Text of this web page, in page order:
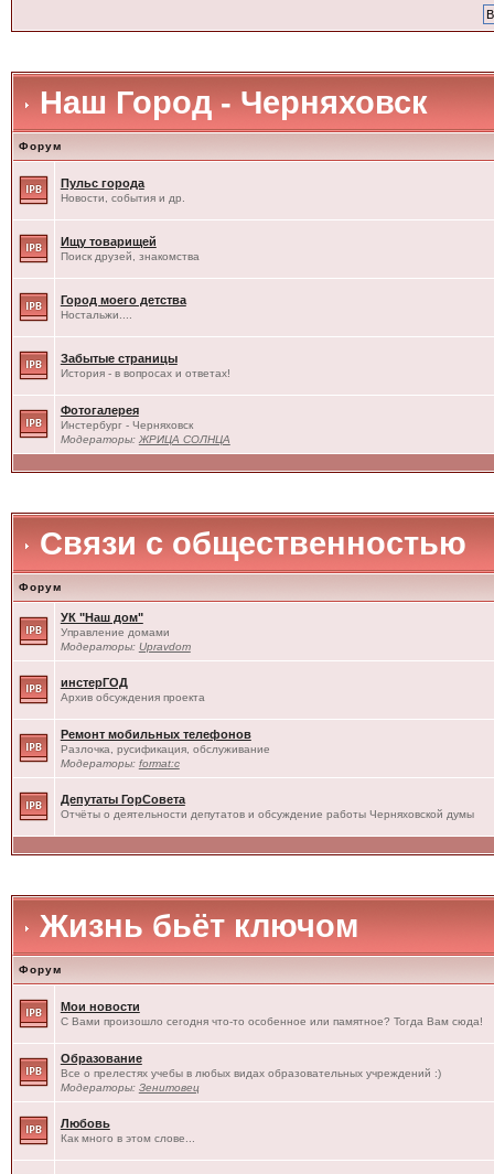
Наш Город - Черняховск
Форум
Пульс города
Новости, события и др.
Ищу товарищей
Поиск друзей, знакомства
Город моего детства
Ностальжи....
Забытые страницы
История - в вопросах и ответах!
Фотогалерея
Инстербург - Черняховск
Модераторы: ЖРИЦА СОЛНЦА
Связи с общественностью
Форум
УК "Наш дом"
Управление домами
Модераторы: Upravdom
инстерГОД
Архив обсуждения проекта
Ремонт мобильных телефонов
Разлочка, русификация, обслуживание
Модераторы: format:c
Депутаты ГорСовета
Отчёты о деятельности депутатов и обсуждение работы Черняховской думы
Жизнь бьёт ключом
Форум
Мои новости
С Вами произошло сегодня что-то особенное или памятное? Тогда Вам сюда!
Образование
Все о прелестях учебы в любых видах образовательных учреждений :)
Модераторы: Зенитовец
Любовь
Как много в этом слове...